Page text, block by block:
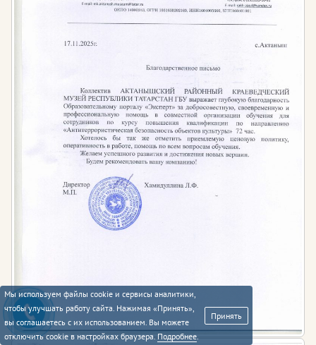
Мы используем файлы cookie и сервисы аналитики,
чтобы улучшать работу сайта. Нажимая «Принять»,
вы соглашаетесь с их использованием. Вы можете
отключить cookie в настройках браузера. Подробнее.
Принять